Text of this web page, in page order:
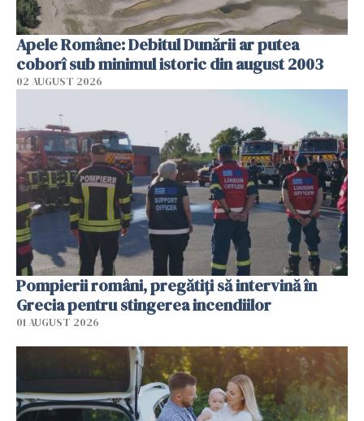
Apele Române: Debitul Dunării ar putea
coborî sub minimul istoric din august 2003
02 AUGUST 2026
Pompierii români, pregătiţi să intervină în
Grecia pentru stingerea incendiilor
01 AUGUST 2026